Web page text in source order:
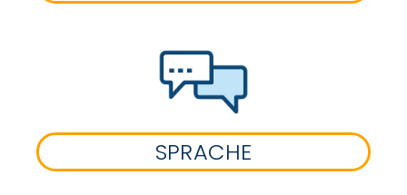
SPRACHE